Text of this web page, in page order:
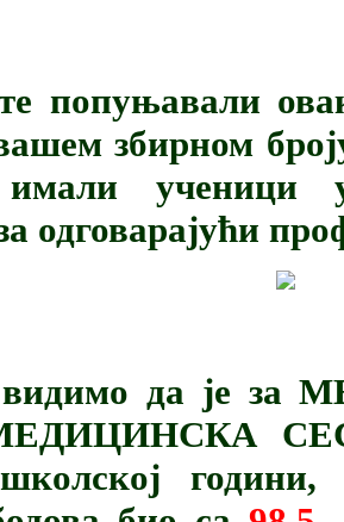
попуњавали
збирном
ученици
одговарајући
видимо да је